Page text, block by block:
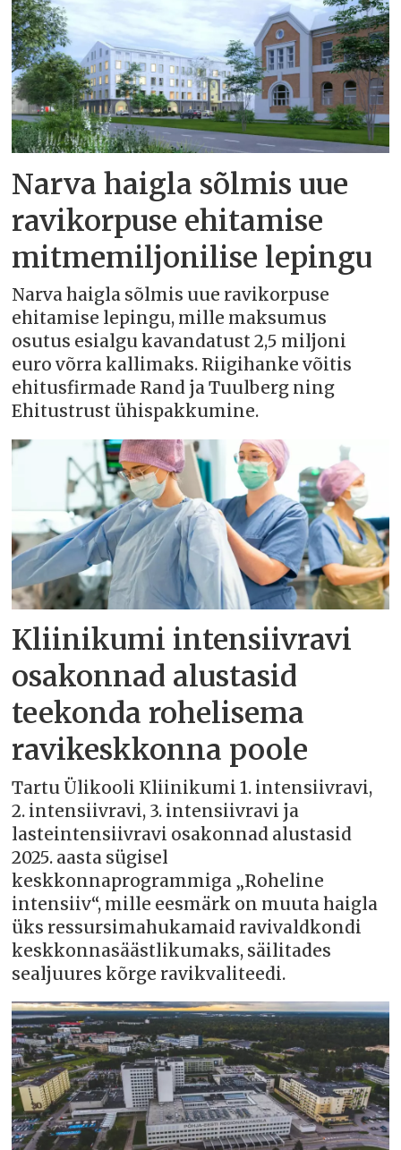
Narva haigla sõlmis uue
ravikorpuse ehitamise
mitmemiljonilise lepingu
Narva haigla sõlmis uue ravikorpuse
ehitamise lepingu, mille maksumus
osutus esialgu kavandatust 2,5 miljoni
euro võrra kallimaks. Riigihanke võitis
ehitusfirmade Rand ja Tuulberg ning
Ehitustrust ühispakkumine.
Kliinikumi intensiivravi
osakonnad alustasid
teekonda rohelisema
ravikeskkonna poole
Tartu Ülikooli Kliinikumi 1. intensiivravi,
2. intensiivravi, 3. intensiivravi ja
lasteintensiivravi osakonnad alustasid
2025. aasta sügisel
keskkonnaprogrammiga „Roheline
intensiiv“, mille eesmärk on muuta haigla
üks ressursimahukamaid ravivaldkondi
keskkonnasäästlikumaks, säilitades
sealjuures kõrge ravikvaliteedi.